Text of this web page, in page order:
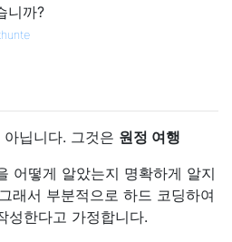
니까?
닙니다. 그것은 원정 여행
어떻게 알았는지 명확하게 알지
래서 부분적으로 하드 코딩하여
성한다고 가정합니다.